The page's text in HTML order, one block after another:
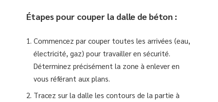
Étapes pour couper la dalle de béton :
Commencez par couper toutes les arrivées (eau,
électricité, gaz) pour travailler en sécurité.
Déterminez précisément la zone à enlever en
vous référant aux plans.
Tracez sur la dalle les contours de la partie à